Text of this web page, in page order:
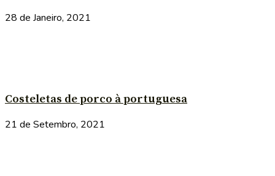
28 de Janeiro, 2021
Costeletas de porco à portuguesa
21 de Setembro, 2021